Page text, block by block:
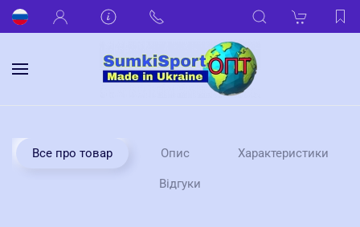
Все про товар Опис Характеристики
Відгуки